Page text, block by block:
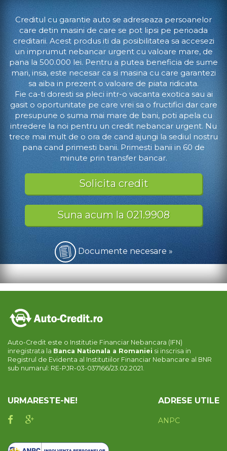
Creditul cu garantie auto se adreseaza persoanelor
care detin masini de care se pot lipsi pe perioada
creditarii. Acest produs iti da posibilitatea sa accesezi
un imprumut nebancar urgent cu valoare mare, de
pana la 500.000 lei. Pentru a putea beneficia de sume
mari, insa, este necesar ca si masina cu care garantezi
sa aiba in prezent o valoare de piata ridicata.
Fie ca-ti doresti sa pleci intr-o vacanta exotica sau ai
gasit o oportunitate pe care vrei sa o fructifici dar care
presupune o suma mai mare de bani, poti apela cu
intredere la noi pentru un credit nebancar urgent. Nu
trece mai mult de o ora de cand ajungi la sediul nostru
pana cand primesti banii. Primesti banii in 60 de
minute prin transfer bancar.
Solicita credit
Suna acum la 021.9908
Documente necesare »
Auto-Credit este o Institutie Financiar Nebancara (IFN)
inregistrata la Banca Nationala a Romaniei si inscrisa in
Registrul de Evidenta al Institutiilor Financiar Nebancare al BNR
sub numarul: RE-PJR-03-037166/23.02.2021.
URMARESTE-NE! ADRESE UTILE
ANPC